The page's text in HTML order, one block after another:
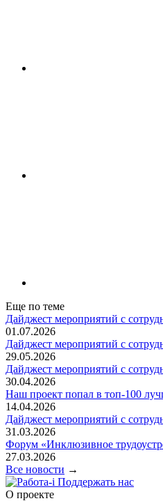
Еще по теме
Дайджест мероприятий с
01.07.2026
Дайджест мероприятий с
29.05.2026
Дайджест мероприятий с
30.04.2026
Наш проект попал в топ‑100
14.04.2026
Дайджест мероприятий с
31.03.2026
Форум «Инклюзивное
27.03.2026
Все новости →
Поддержать нас
O проекте